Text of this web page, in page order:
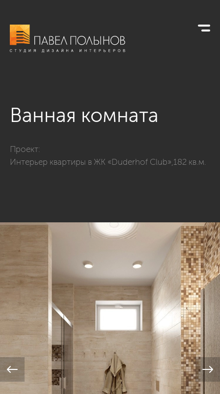
Ванная комната
Проект:
Интерьер квартиры в ЖК «Duderhof Club»,182 кв.м.